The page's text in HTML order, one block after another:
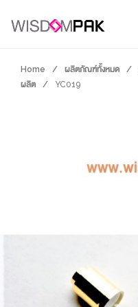
Home / ผลิตภัณฑ์ทั้งหมด /
ผลิต
/ YC019